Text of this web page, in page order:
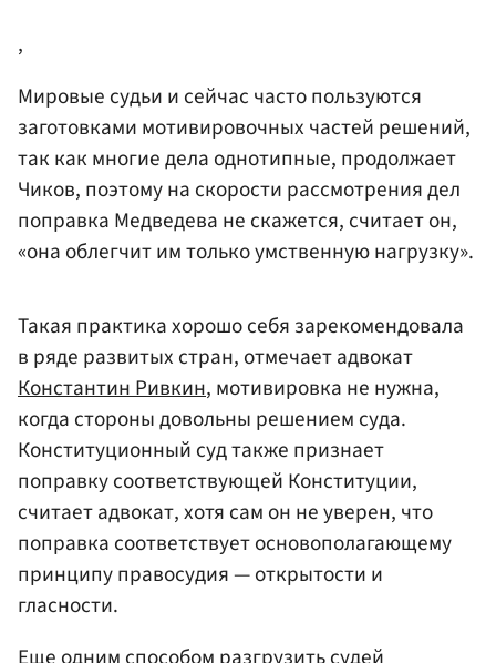
,
Мировые судьи и сейчас часто пользуются
заготовками мотивировочных частей решений,
так как многие дела однотипные, продолжает
Чиков, поэтому на скорости рассмотрения дел
поправка Медведева не скажется, считает он,
«она облегчит им только умственную нагрузку».
Такая практика хорошо себя зарекомендовала
в ряде развитых стран, отмечает адвокат
Константин Ривкин, мотивировка не нужна,
когда стороны довольны решением суда.
Конституционный суд также признает
поправку соответствующей Конституции,
считает адвокат, хотя сам он не уверен, что
поправка соответствует основополагающему
принципу правосудия — открытости и
гласности.